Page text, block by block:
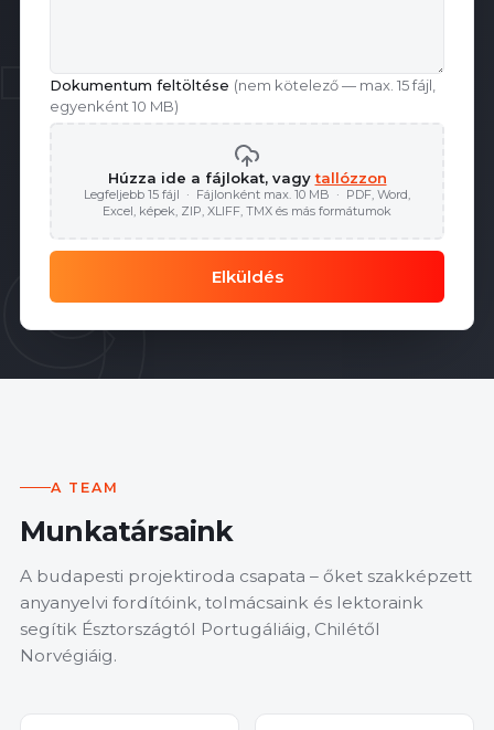
199
9
Dokumentum feltöltése (nem kötelező — max. 15 fájl,
egyenként 10 MB)
Húzza ide a fájlokat, vagytallózzon
Legfeljebb 15 fájl · Fájlonként max. 10 MB · PDF, Word,
Excel, képek, ZIP, XLIFF, TMX és más formátumok
Elküldés
A TEAM
Munkatársaink
A budapesti projektiroda csapata – őket szakképzett
anyanyelvi fordítóink, tolmácsaink és lektoraink
segítik Észtországtól Portugáliáig, Chilétől
Norvégiáig.